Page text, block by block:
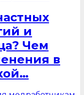
и
Чем
в